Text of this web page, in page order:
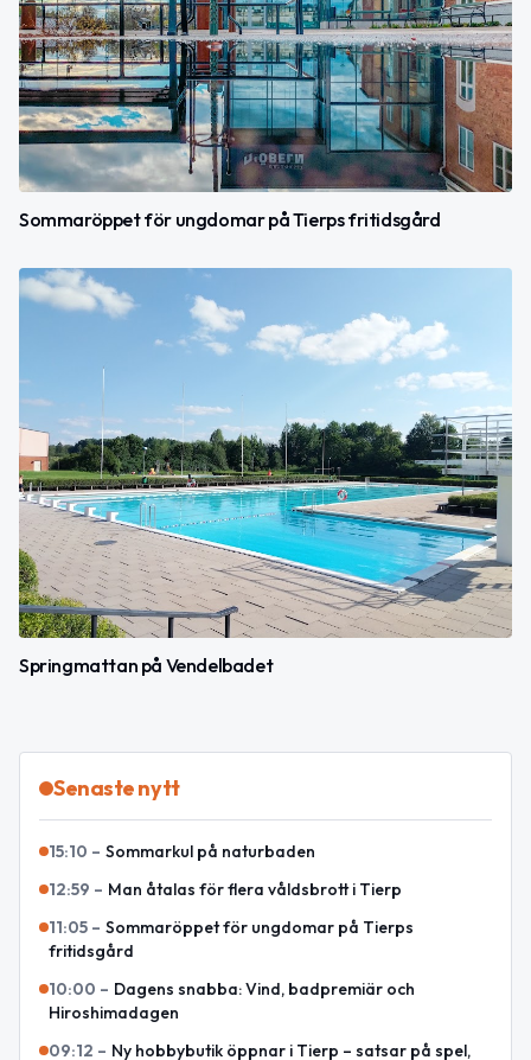
Sommaröppet för ungdomar på Tierps fritidsgård
Springmattan på Vendelbadet
Senaste nytt
15:10 – Sommarkul på naturbaden
12:59 – Man åtalas för flera våldsbrott i Tierp
11:05 – Sommaröppet för ungdomar på Tierps
fritidsgård
10:00 – Dagens snabba: Vind, badpremiär och
Hiroshimadagen
09:12 – Ny hobbybutik öppnar i Tierp – satsar på spel,